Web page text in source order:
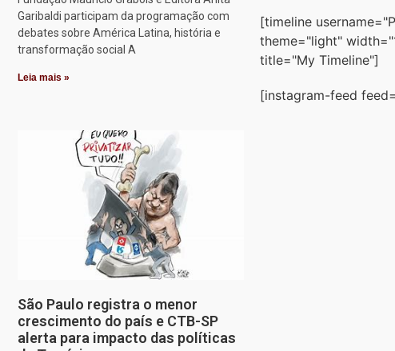
Garibaldi participam da programação com
debates sobre América Latina, história e
transformação social A
Leia mais »
São Paulo registra o menor
crescimento do país e CTB-SP
alerta para impacto das políticas
[timeline
theme="light"
title="My Timeline"]
[instagram-feed